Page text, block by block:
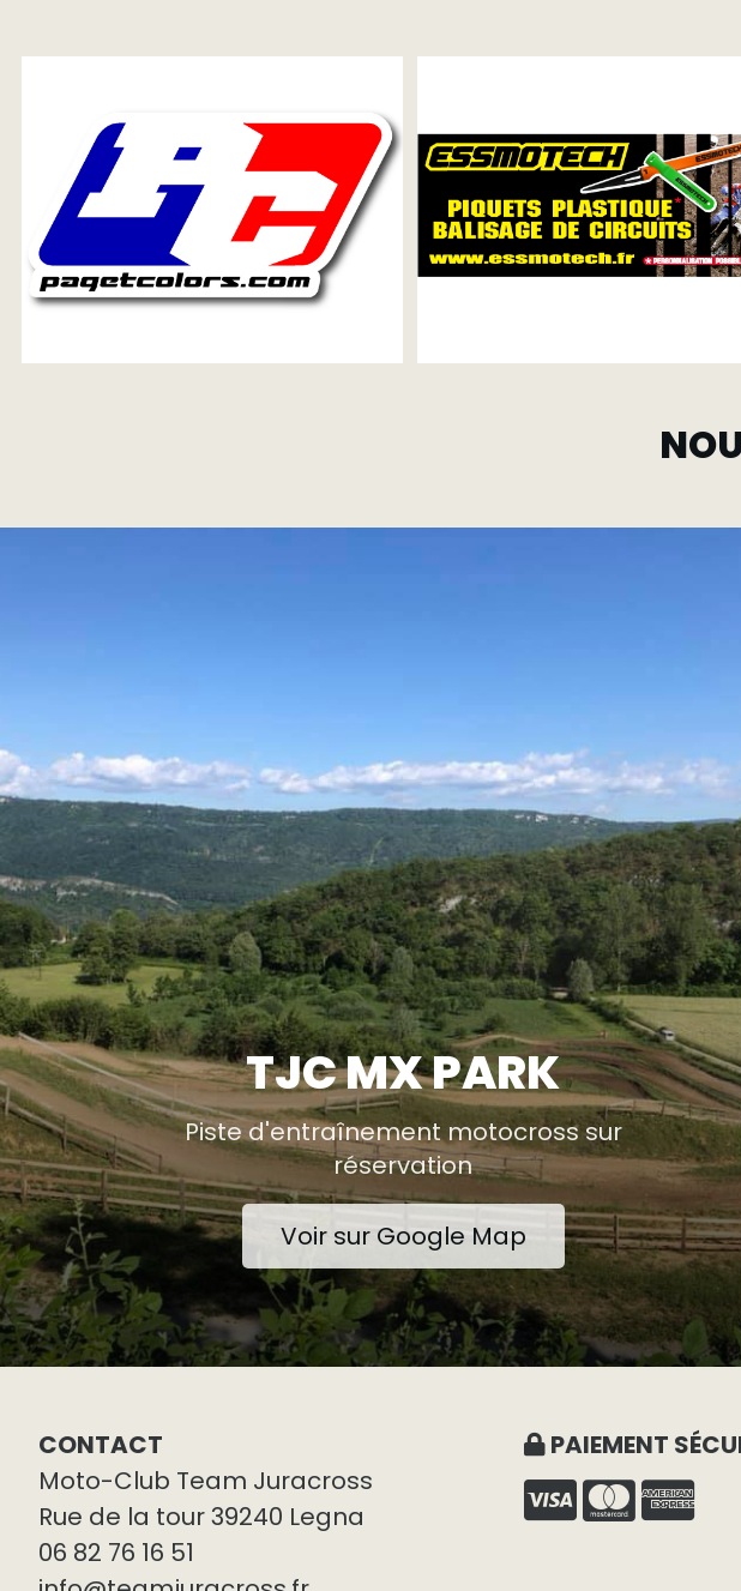
TJC MX PARK
Piste d'entraînement motocross sur
réservation
Voir sur Google Map
CONTACT
Moto-Club Team Juracross
Rue de la tour 39240 Legna
06 82 76 16 51
PAIEMENT